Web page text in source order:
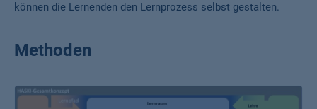
können die Lernenden den Lernprozess selbst gestalten.
Methoden